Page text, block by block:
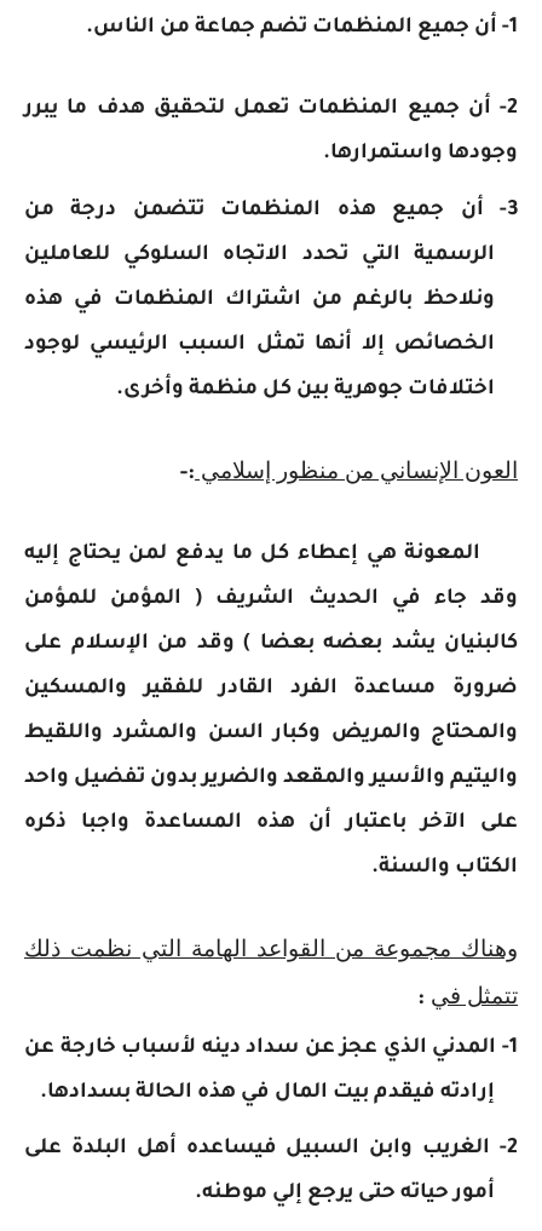
1- أن جميع المنظمات تضم جماعة من الناس.
2- أن جميع المنظمات تعمل لتحقيق هدف ما يبرر
وجودها واستمرارها.
3- أن جميع هذه المنظمات تتضمن درجة من
الرسمية التي تحدد الاتجاه السلوكي للعاملين
ونلاحظ بالرغم من اشتراك المنظمات في هذه
الخصائص إلا أنها تمثل السبب الرئيسي لوجود
اختلافات جوهرية بين كل منظمة وأخرى.
العون الإنساني من منظور إسلامي :-
المعونة هي إعطاء كل ما يدفع لمن يحتاج إليه
وقد جاء في الحديث الشريف ( المؤمن للمؤمن
كالبنيان يشد بعضه بعضا ) وقد من الإسلام على
ضرورة مساعدة الفرد القادر للفقير والمسكين
والمحتاج والمريض وكبار السن والمشرد واللقيط
واليتيم والأسير والمقعد والضرير بدون تفضيل واحد
على الآخر باعتبار أن هذه المساعدة واجبا ذكره
الكتاب والسنة.
وهناك مجموعة من القواعد الهامة التي نظمت ذلك
تتمثل في :
1- المدني الذي عجز عن سداد دينه لأسباب خارجة عن
إرادته فيقدم بيت المال في هذه الحالة بسدادها.
2- الغريب وابن السبيل فيساعده أهل البلدة على
أمور حياته حتى يرجع إلي موطنه.